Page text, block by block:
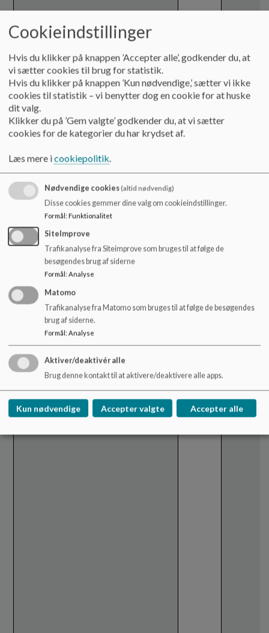
Pkt. 3
Principper og årshjul – hvad vil vi gerne
arbejde videre med i den nye
bestyrelse?
- Princip for
skole/hjemsamarbejdet/kommunikation
Cookieindstillinger
Hvis du klikker på knappen ’Accepter alle’, godkender du, at
vi sætter cookies til brug for statistik.
Hvis du klikker på knappen ’Kun nødvendige,’ sætter vi ikke
cookies til statistik – vi benytter dog en cookie for at huske
dit valg.
Klikker du på ’Gem valgte’ godkender du, at vi sætter
cookies for de kategorier du har krydset af.
Læs mere icookiepolitik.
Nødvendige cookies(altid nødvendig)
Disse cookies gemmer dine valg om cookieindstillinger.
Formål: Funktionalitet
SiteImprove
Trafikanalyse fra Siteimprove som bruges til at følge de
besøgendes brug af siderne
Formål : Analyse
Matomo
Trafikanalyse fra Matomo som bruges til at følge de besøgendes
brug af siderne.
Formål: Analyse
Aktiver/deaktivér alle
Brug denne kontakt til at aktivere/deaktivere alle apps.
Kun nødvendige Accepter valgte Accepter alle